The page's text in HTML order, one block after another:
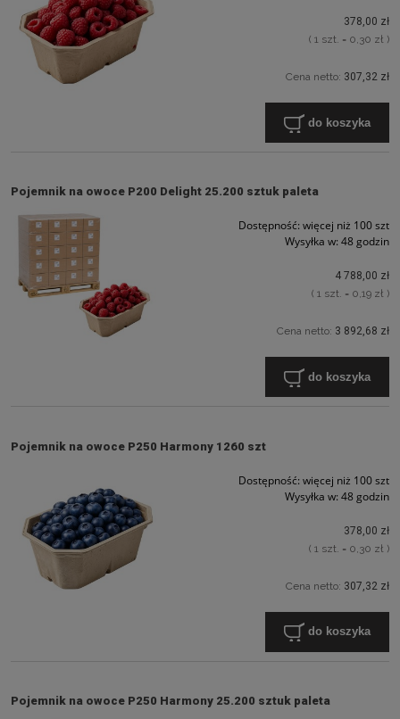
378,00 zł
( 1 szt. = 0,30 zł )
Cena netto: 307,32 zł
do koszyka
Pojemnik na owoce P200 Delight 25.200 sztuk paleta
Dostępność: więcej niż 100 szt
Wysyłka w: 48 godzin
4 788,00 zł
( 1 szt. = 0,19 zł )
Cena netto: 3 892,68 zł
do koszyka
Pojemnik na owoce P250 Harmony 1260 szt
Dostępność: więcej niż 100 szt
Wysyłka w: 48 godzin
378,00 zł
( 1 szt. = 0,30 zł )
Cena netto: 307,32 zł
do koszyka
Pojemnik na owoce P250 Harmony 25.200 sztuk paleta